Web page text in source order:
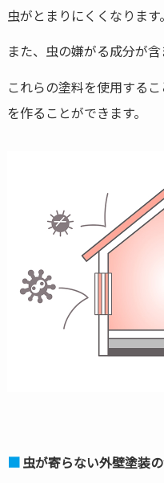
虫がとまりにくくなります。
また、虫の嫌がる成分が
これらの塗料を使用する
を作ることができます。
虫が寄らない外壁塗装